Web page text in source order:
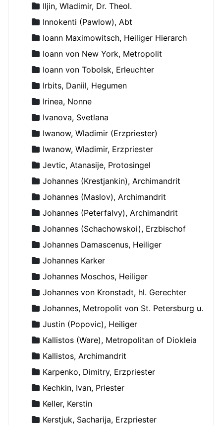
Iljin, Wladimir, Dr. Theol.
Innokenti (Pawlow), Abt
Ioann Maximowitsch, Heiliger Hierarch
Ioann von New York, Metropolit
Ioann von Tobolsk, Erleuchter
Irbits, Daniil, Hegumen
Irinea, Nonne
Ivanova, Svetlana
Iwanow, Wladimir (Erzpriester)
Iwanow, Wladimir, Erzpriester
Jevtic, Atanasije, Protosingel
Johannes (Krestjankin), Archimandrit
Johannes (Maslov), Archimandrit
Johannes (Peterfalvy), Archimandrit
Johannes (Schachowskoi), Erzbischof
Johannes Damascenus, Heiliger
Johannes Karker
Johannes Moschos, Heiliger
Johannes von Kronstadt, hl. Gerechter
Johannes, Metropolit von St. Petersburg und Ladoga
Justin (Popovic), Heiliger
Kallistos (Ware), Metropolitan of Diokleia
Kallistos, Archimandrit
Karpenko, Dimitry, Erzpriester
Kechkin, Ivan, Priester
Keller, Kerstin
Kerstjuk, Sacharija, Erzpriester